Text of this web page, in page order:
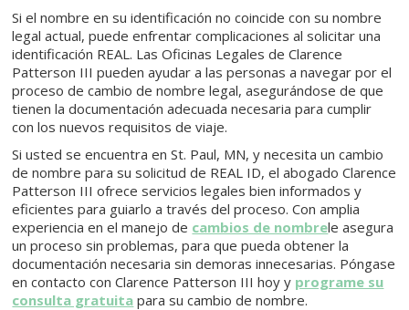
Si el nombre en su identificación no coincide con su nombre
legal actual, puede enfrentar complicaciones al solicitar una
identificación REAL. Las Oficinas Legales de Clarence
Patterson III pueden ayudar a las personas a navegar por el
proceso de cambio de nombre legal, asegurándose de que
tienen la documentación adecuada necesaria para cumplir
con los nuevos requisitos de viaje.
Si usted se encuentra en St. Paul, MN, y necesita un cambio
de nombre para su solicitud de REAL ID, el abogado Clarence
Patterson III ofrece servicios legales bien informados y
eficientes para guiarlo a través del proceso. Con amplia
experiencia en el manejo de cambios de nombrele asegura
un proceso sin problemas, para que pueda obtener la
documentación necesaria sin demoras innecesarias. Póngase
en contacto con Clarence Patterson III hoy y programe su
consulta gratuita para su cambio de nombre.